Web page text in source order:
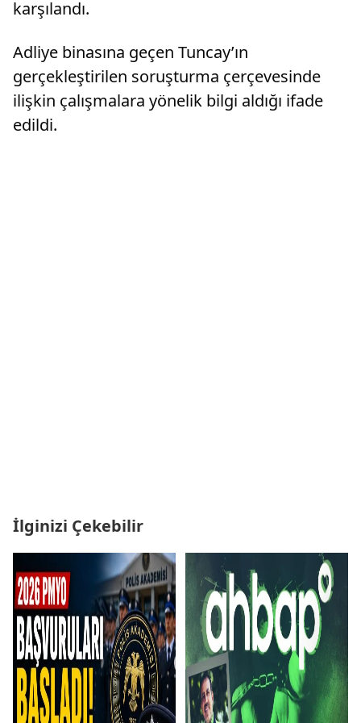
karşılandı.
Adliye binasına geçen Tuncay’ın
gerçekleştirilen soruşturma çerçevesinde
ilişkin çalışmalara yönelik bilgi aldığı ifade
edildi.
İlginizi Çekebilir